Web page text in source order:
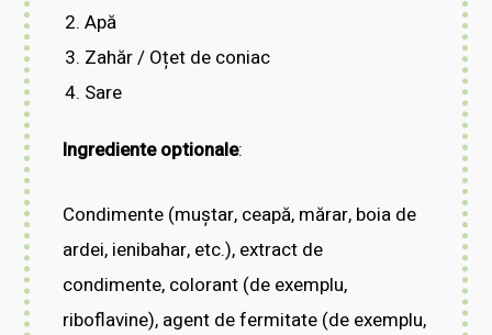
Apă
Zahăr / Oțet de coniac
Sare
Ingrediente optionale:
Condimente (muștar, ceapă, mărar, boia de
ardei, ienibahar, etc.), extract de
condimente, colorant (de exemplu,
riboflavine), agent de fermitate (de exemplu,